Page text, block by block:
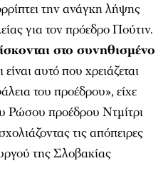
την ανάγκη λήψης
για τον πρόεδρο Πούτιν.
στο συνηθισμένο
αυτό που χρειάζεται
του προέδρου», είχε
Ρώσου προέδρου Ντμίτρι
τις απόπειρες
της Σλοβακίας